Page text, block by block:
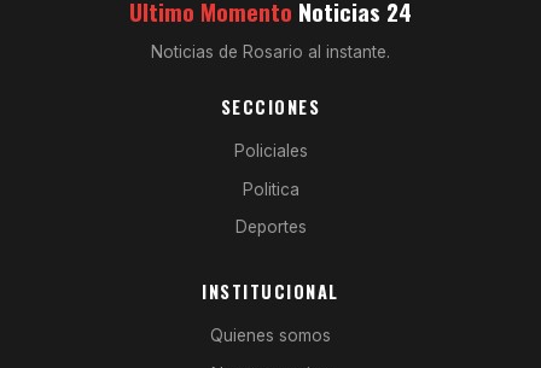
Ultimo Momento Noticias 24
Noticias de Rosario al instante.
SECCIONES
Policiales
Politica
Deportes
INSTITUCIONAL
Quienes somos